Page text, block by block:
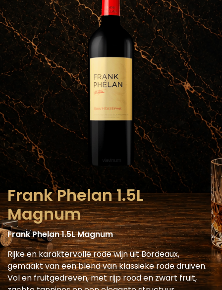
Frank Phelan 1.5L
Magnum
Frank Phelan 1.5L Magnum
Rijke en karaktervolle rode wijn uit Bordeaux,
gemaakt van een blend van klassieke rode druiven.
Vol en fruitgedreven, met rijp rood en zwart fruit,